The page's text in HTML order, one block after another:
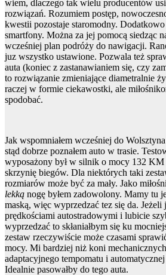
wiem, dlaczego tak wielu producentów
rozwiązań. Rozumiem postęp,
kwestii pozostaje staromodny.
smartfony. Można za jej pomocą siedząc
wcześniej plan podróży do nawigacji.
juz wszystko ustawione. Pozwala też
auta (koniec z zastanawianiem się, czy
to rozwiązanie zmieniające diametralnie
raczej w formie ciekawostki, ale
spodobać.
Jak wspomniałem wcześniej do
stąd dobrze poznałem auto w trasie.
wyposażony był w silnik o mocy 132 KM
skrzynię biegów. Dla niektórych taki
rozmiarów może być za mały. Jako
lekką nogę byłem zadowolony. Mamy tu
maską, więc wyprzedzać tez się da.
prędkościami autostradowymi i lubicie
wyprzedzać to skłaniałbym się ku
zestaw rzeczywiście może czasami
mocy. Mi bardziej niż koni
adaptacyjnego tempomatu i
Idealnie pasowałby do tego auta.